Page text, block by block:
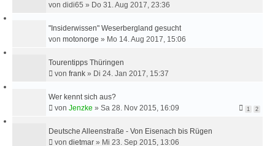
von didi65 » Do 31. Aug 2017, 23:36
"Insiderwissen" Weserbergland gesucht
von motonorge » Mo 14. Aug 2017, 15:06
Tourentipps Thüringen
von frank » Di 24. Jan 2017, 15:37
Wer kennt sich aus?
von Jenzke » Sa 28. Nov 2015, 16:09 1 2
Deutsche Alleenstraße - Von Eisenach bis Rügen
von dietmar » Mi 23. Sep 2015, 13:06